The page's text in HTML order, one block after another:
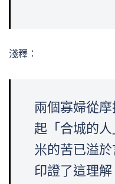
淺釋：
兩個寡婦從摩
起「合城的
米的苦已溢
印證了這理